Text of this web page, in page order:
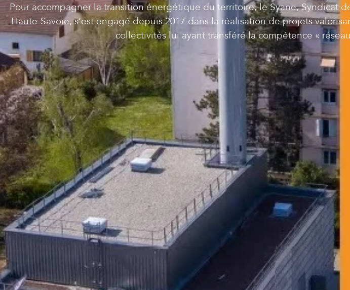
Pour accompagner la transition énergétique du territoire, le Syane, Syndicat
Haute-Savoie, s’est engagé depuis 2017 dans la réalisation de projets
collectivités lui ayant transféré la compétence «